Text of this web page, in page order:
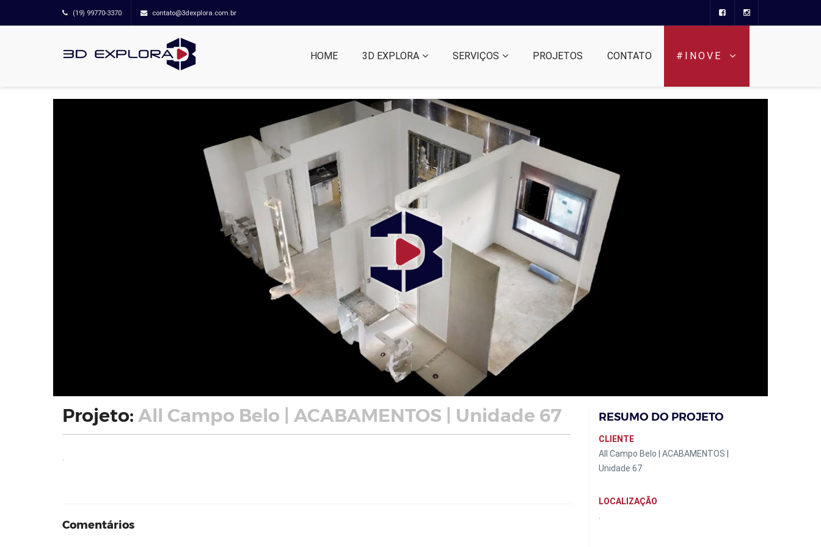
(19) 99770-3370 contato@3dexplora.com.br
HOME 3D EXPLORA SERVIÇOS PROJETOS CONTATO #INOVE
Projeto: All Campo Belo | ACABAMENTOS | Unidade 67
Comentários
RESUMO DO PROJETO
CLIENTE
All Campo Belo | ACABAMENTOS |
Unidade 67
LOCALIZAÇÃO